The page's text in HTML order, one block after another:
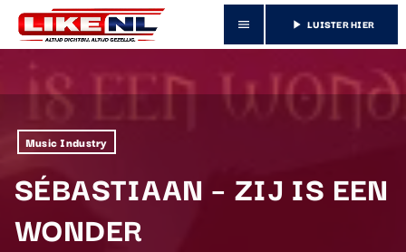
menu play_arrow LUISTER HIER
Music Industry
SÉBASTIAAN – ZIJ IS EEN
WONDER